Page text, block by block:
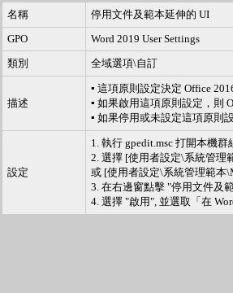
名稱
停用文件及範本延伸的 UI
GPO
Word 2019 User Settings
類別
全域選項\自訂
描述
▪ 這項原則設定決定 Office
▪ 如果啟用這項原則設定，則
▪ 如果停用或未設定這項原則
設定
1. 執行 gpedit.msc 打開本機群
2. 選擇 [使用者設定\系統管理
或 [使用者設定\系統管理範本
3. 在右邊窗點擊 "停用文件及
4. 選擇 "啟用", 並選取「在